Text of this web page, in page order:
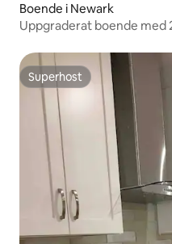
Boende i Newark
Uppgraderat boende med
Superhost
Superhost